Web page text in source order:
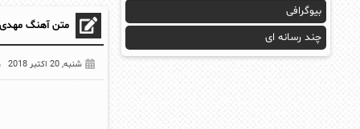
متن آهنگ
شنبه, 20 اکتبر 2018
بیوگرافی
چند رسانه ای